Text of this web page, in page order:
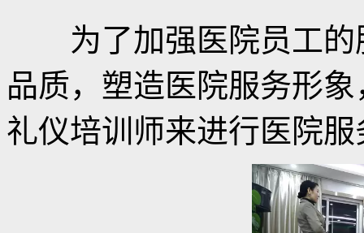
为了加强医院员工的
品质，塑造医院服务形
礼仪培训师来进行医院